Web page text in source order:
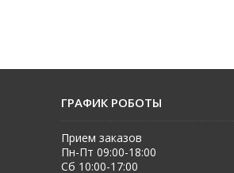
ГРАФИК РОБОТЫ
Прием заказов
Пн-Пт 09:00-18:00
Сб 10:00-17:00